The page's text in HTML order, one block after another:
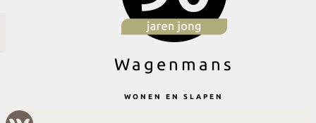
Wagenmans
WONEN EN SLAPEN